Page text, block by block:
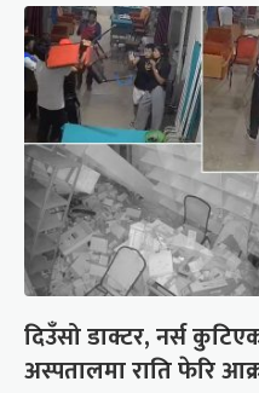
दिउँसो डाक्टर, नर्स
अस्पतालमा राति फेरि